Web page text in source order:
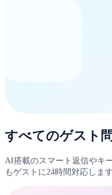
すべてのゲスト
AI搭載のスマート返信やキ
もゲストに24時間対応します